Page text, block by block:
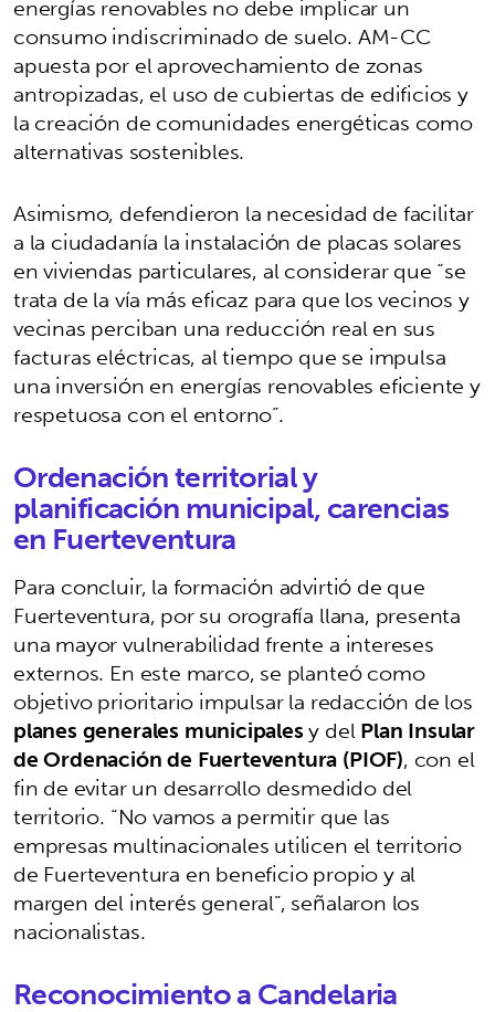
energías renovables no debe implicar un
consumo indiscriminado de suelo. AM-CC
apuesta por el aprovechamiento de zonas
antropizadas, el uso de cubiertas de edificios y
la creación de comunidades energéticas como
alternativas sostenibles.
Asimismo, defendieron la necesidad de facilitar
a la ciudadanía la instalación de placas solares
en viviendas particulares, al considerar que “se
trata de la vía más eficaz para que los vecinos y
vecinas perciban una reducción real en sus
facturas eléctricas, al tiempo que se impulsa
una inversión en energías renovables eficiente y
respetuosa con el entorno”.
Ordenación territorial y
planificación municipal, carencias
en Fuerteventura
Para concluir, la formación advirtió de que
Fuerteventura, por su orografía llana, presenta
una mayor vulnerabilidad frente a intereses
externos. En este marco, se planteó como
objetivo prioritario impulsar la redacción de los
planes generales municipalesy delPlan Insular
de Ordenación de Fuerteventura (PIOF), con el
fin de evitar un desarrollo desmedido del
territorio. “No vamos a permitir que las
empresas multinacionales utilicen el territorio
de Fuerteventura en beneficio propio y al
margen del interés general”, señalaron los
nacionalistas.
Reconocimiento a Candelaria